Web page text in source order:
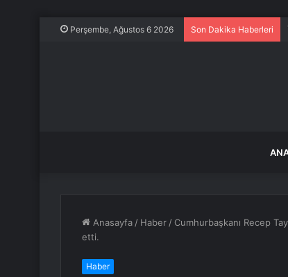
Perşembe, Ağustos 6 2026 Son Dakika Haberleri
Anasayfa / Haber / Cumhurbaşkanı Recep
etti.
Haber